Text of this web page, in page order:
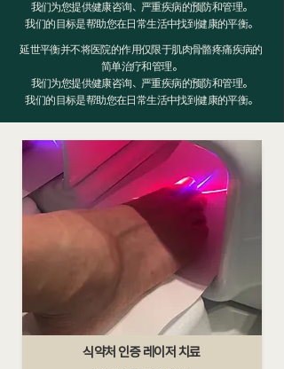
我们为您提供健康咨询、严重疾病的预防和管理。
我们的目标是帮助您在日常生活中找到健康的平衡。
延世平衡并不将医院的作用仅限于肌肉骨骼疼痛疾病的
简单治疗和管理。
我们为您提供健康咨询、严重疾病的预防和管理。
我们的目标是帮助您在日常生活中找到健康的平衡。
식약처 인증 레이저 치료